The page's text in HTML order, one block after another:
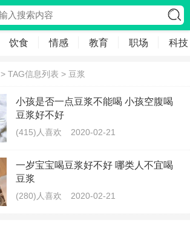
饮食 情感 教育 职场 科技
> TAG信息列表 > 豆浆
小孩是否一点豆浆不能喝 小孩空腹喝
豆浆好不好
(415)人喜欢 2020-02-21
一岁宝宝喝豆浆好不好 哪类人不宜喝
豆浆
(280)人喜欢 2020-02-21